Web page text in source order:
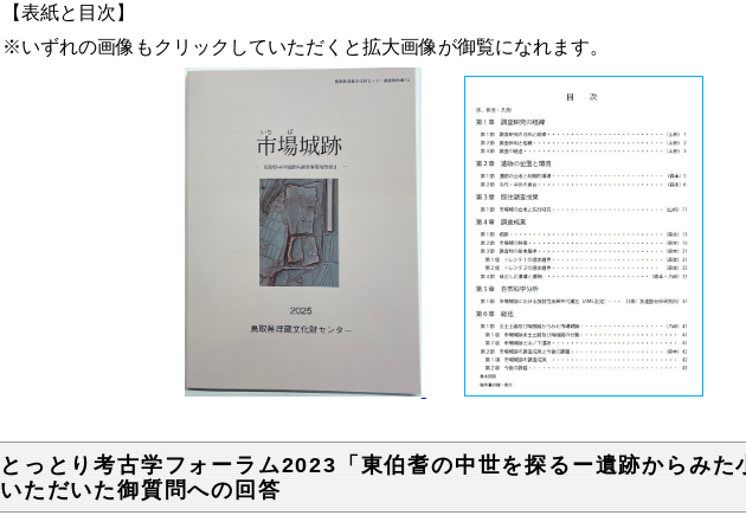
【表紙と目次】
※いずれの画像もクリックしていただくと拡大画像が御覧になれます。
とっとり考古学フォーラム2023「東伯耆の中世を探るー遺跡からみた
いただいた御質問への回答